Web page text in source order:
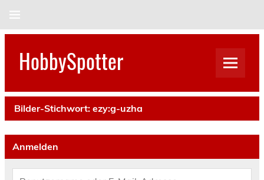
HobbySpotter
Bilder-Stichwort: ezy:g-uzha
Anmelden